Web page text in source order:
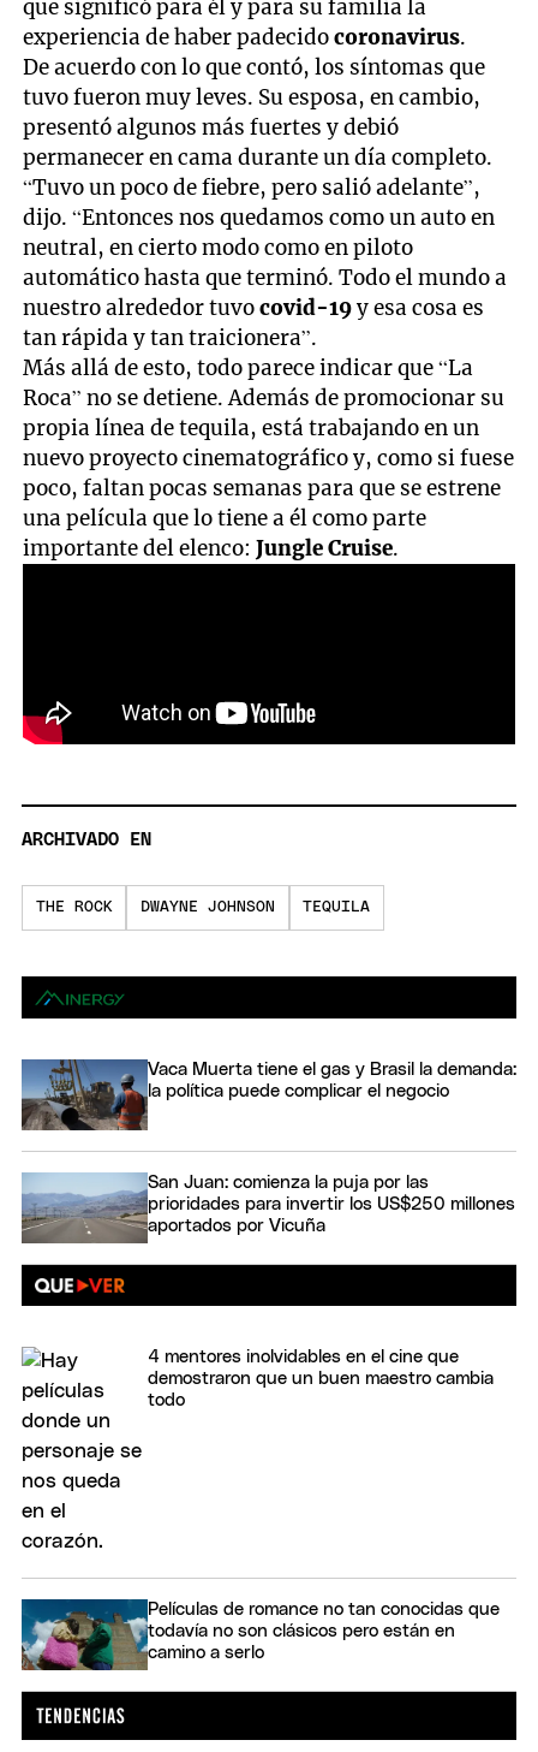
que significó para él y para su familia la
experiencia de haber padecidocoronavirus.
De acuerdo con lo que contó, los síntomas que
tuvo fueron muy leves. Su esposa, en cambio,
presentó algunos más fuertes y debió
permanecer en cama durante un día completo.
“Tuvo un poco de fiebre, pero salió adelante”,
dijo. “Entonces nos quedamos como un auto en
neutral, en cierto modo como en piloto
automático hasta que terminó. Todo el mundo a
nuestro alrededor tuvocovid-19y esa cosa es
tan rápida y tan traicionera”.
Más allá de esto, todo parece indicar que “La
Roca” no se detiene. Además de promocionar su
propia línea de tequila, está trabajando en un
nuevo proyecto cinematográfico y, como si fuese
poco, faltan pocas semanas para que se estrene
una película que lo tiene a él como parte
importante del elenco:Jungle Cruise.
ARCHIVADO EN
THE ROCK DWAYNE JOHNSON TEQUILA
Vaca Muerta tiene el gas y Brasil la demanda:
la política puede complicar el negocio
San Juan: comienza la puja por las
prioridades para invertir los US$250 millones
aportados por Vicuña
4 mentores inolvidables en el cine que
demostraron que un buen maestro cambia
todo
Películas de romance no tan conocidas que
todavía no son clásicos pero están en
camino a serlo